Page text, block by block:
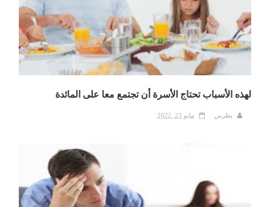
لهذه الأسباب تحتاج الأسرة أن تجتمع معا على المائدة
بطرس مايو 23, 2022